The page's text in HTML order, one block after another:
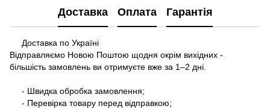
Доставка Оплата Гарантія
Доставка по Україні
Відправляємо Новою Поштою щодня окрім вихідних -
більшість замовлень ви отримуєте вже за 1–2 дні.
- Швидка обробка замовлення;
- Перевірка товару перед відправкою;